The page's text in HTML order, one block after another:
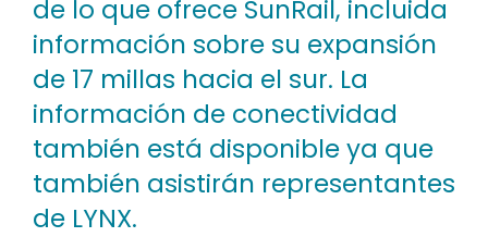
de lo que ofrece SunRail, incluida
información sobre su expansión
de 17 millas hacia el sur. La
información de conectividad
también está disponible ya que
también asistirán representantes
de LYNX.